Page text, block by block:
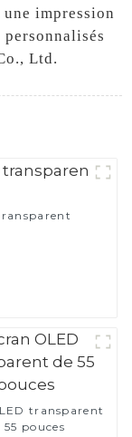
impression
Ltd.
transparent
55 pouces